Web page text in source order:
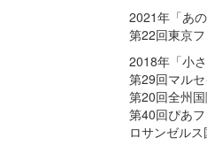
2021年「あ
第22回東京
2018年「小
第29回マル
第20回全州
第40回ぴあ
ロサンゼル